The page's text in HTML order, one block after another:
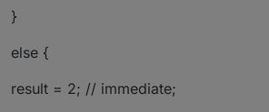
}
else {
result = 2; // immediate;